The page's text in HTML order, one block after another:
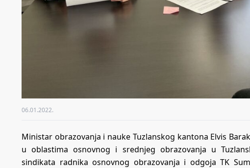
06.01.2022.
Ministar obrazovanja i nauke Tuzlanskog kantona Elvis
u oblastima osnovnog i srednjeg obrazovanja u
sindikata radnika osnovnog obrazovanja i odgoja TK